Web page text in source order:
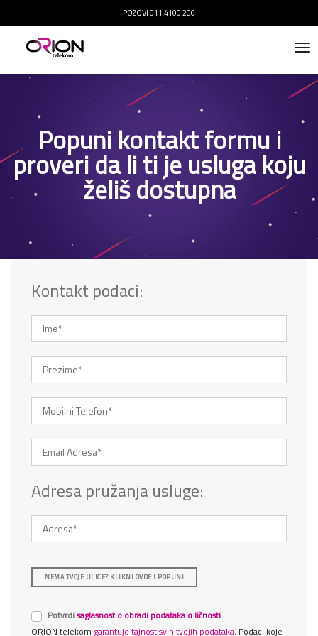
POZOVI 011 4100 200
Popuni kontakt formu i
proveri da li ti je usluga koju
želiš dostupna
Kontakt podaci:
Adresa pružanja usluge:
NEMA TVOJE ULICE? KLIKNI OVDE I POPUNI
Potvrdisaglasnost o obradi podataka o ličnosti
ORION telekom garantuje tajnost svih tvojih podataka. Podaci koje